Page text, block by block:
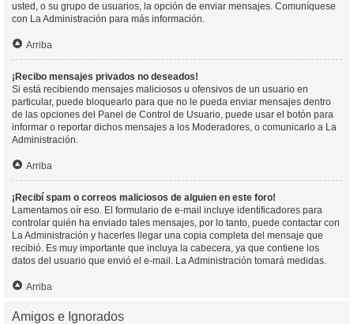
usted, o su grupo de usuarios, la opción de enviar mensajes. Comuníquese
con La Administración para más información.
Arriba
¡Recibo mensajes privados no deseados!
Si está recibiendo mensajes maliciosos u ofensivos de un usuario en
particular, puede bloquearlo para que no le pueda enviar mensajes dentro
de las opciones del Panel de Control de Usuario, puede usar el botón para
informar o reportar dichos mensajes a los Moderadores, o comunicarlo a La
Administración.
Arriba
¡Recibí spam o correos maliciosos de alguien en este foro!
Lamentamos oír eso. El formulario de e-mail incluye identificadores para
controlar quién ha enviado tales mensajes, por lo tanto, puede contactar con
La Administración y hacerles llegar una copia completa del mensaje que
recibió. Es muy importante que incluya la cabecera, ya que contiene los
datos del usuario que envió el e-mail. La Administración tomará medidas.
Arriba
Amigos e Ignorados